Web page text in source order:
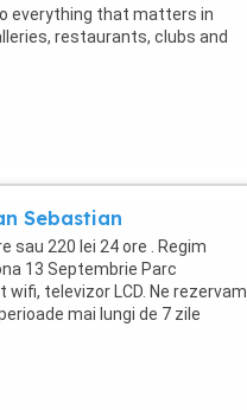
everything that matters in
restaurants, clubs and
Sebastian
sau 220 lei 24 ore . Regim
13 Septembrie Parc
televizor LCD. Ne rezervam
mai lungi de 7 zile